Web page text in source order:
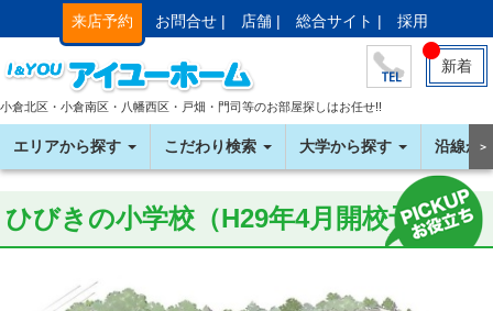
来店予約 お問合せ | 店舗 | 総合サイト | 採用
新着
小倉北区・小倉南区・八幡西区・戸畑・門司等のお部屋探しはお任せ!!
エリアから探す こだわり検索 大学から探す 沿線か＞
ひびきの小学校（H29年4月開校予定）